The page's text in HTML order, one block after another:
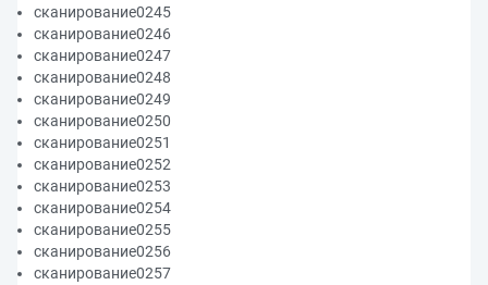
сканирование0245
сканирование0246
сканирование0247
сканирование0248
сканирование0249
сканирование0250
сканирование0251
сканирование0252
сканирование0253
сканирование0254
сканирование0255
сканирование0256
сканирование0257